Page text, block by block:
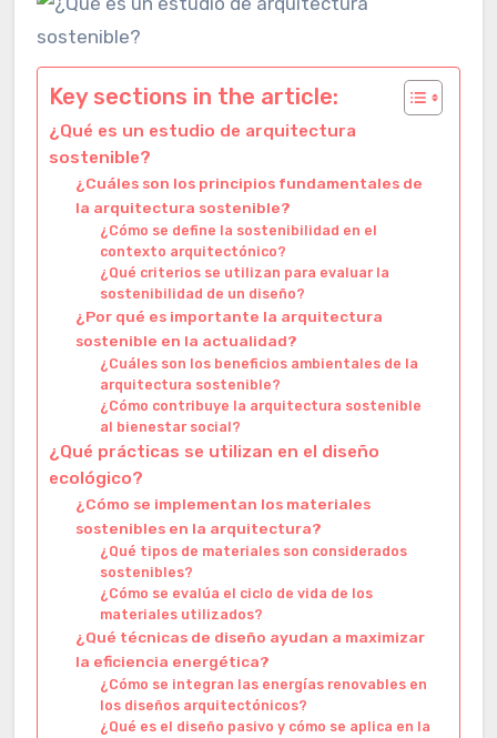
Key sections in the article:
¿Qué es un estudio de arquitectura
sostenible?
¿Cuáles son los principios fundamentales de
la arquitectura sostenible?
¿Cómo se define la sostenibilidad en el
contexto arquitectónico?
¿Qué criterios se utilizan para evaluar la
sostenibilidad de un diseño?
¿Por qué es importante la arquitectura
sostenible en la actualidad?
¿Cuáles son los beneficios ambientales de la
arquitectura sostenible?
¿Cómo contribuye la arquitectura sostenible
al bienestar social?
¿Qué prácticas se utilizan en el diseño
ecológico?
¿Cómo se implementan los materiales
sostenibles en la arquitectura?
¿Qué tipos de materiales son considerados
sostenibles?
¿Cómo se evalúa el ciclo de vida de los
materiales utilizados?
¿Qué técnicas de diseño ayudan a maximizar
la eficiencia energética?
¿Cómo se integran las energías renovables en
los diseños arquitectónicos?
¿Qué es el diseño pasivo y cómo se aplica en la